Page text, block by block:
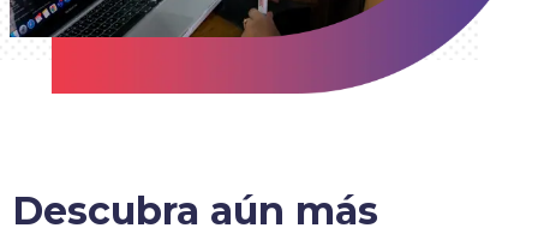
Descubra aún más